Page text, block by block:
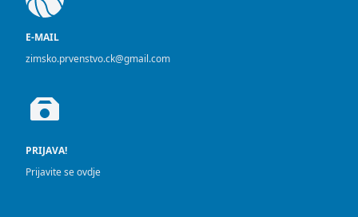
E-MAIL
zimsko.prvenstvo.ck@gmail.com
PRIJAVA!
Prijavite se ovdje